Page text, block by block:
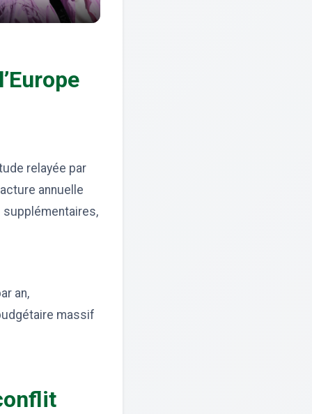
relayée par
annuelle
supplémentaires,
an,
massif